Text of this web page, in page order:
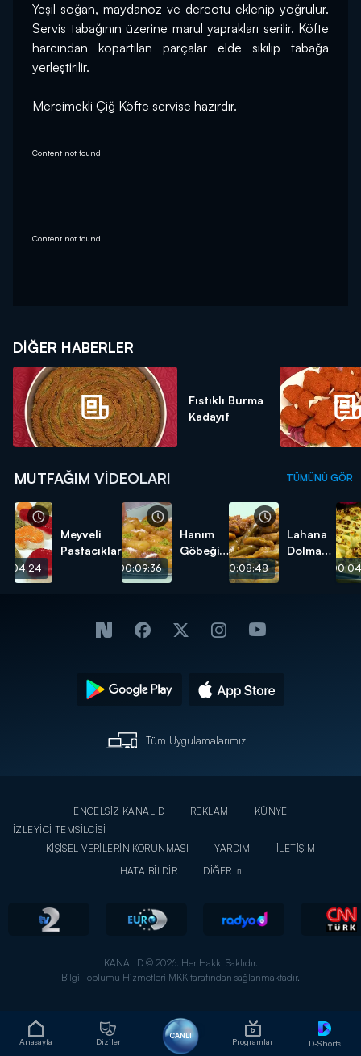
Anasayfa Diziler
CANLI
Programlar D-Shorts
Yeşil soğan, maydanoz ve dereotu eklenip yoğrulur.
Servis tabağının üzerine marul yaprakları serilir. Köfte
harcından kopartılan parçalar elde sıkılıp tabağa
yerleştirilir.
Mercimekli Çiğ Köfte servise hazırdır.
Content not found
Content not found
DIĞER HABERLER
Fıstıklı Burma
Kadayıf
MUTFAĞIM VIDEOLARI TÜMÜNÜ GÖR
Meyveli
Pastacıklar
00:09:36
Hanım
Göbeği
00:08:48
Lahana
Dolması
Tüm Uygulamalarımız
ENGELSİZ KANAL D REKLAM
KÜNYE
İZLEYİCİ TEMSİLCİSİ
KİŞİSEL VERİLERİN KORUNMASI
YARDIM
İLETİŞİM
HATA BİLDİR
DİĞER
KANAL D © 2026. Her Hakkı Saklıdır.
Bilgi Toplumu Hizmetleri MKK tarafından sağlanmaktadır.